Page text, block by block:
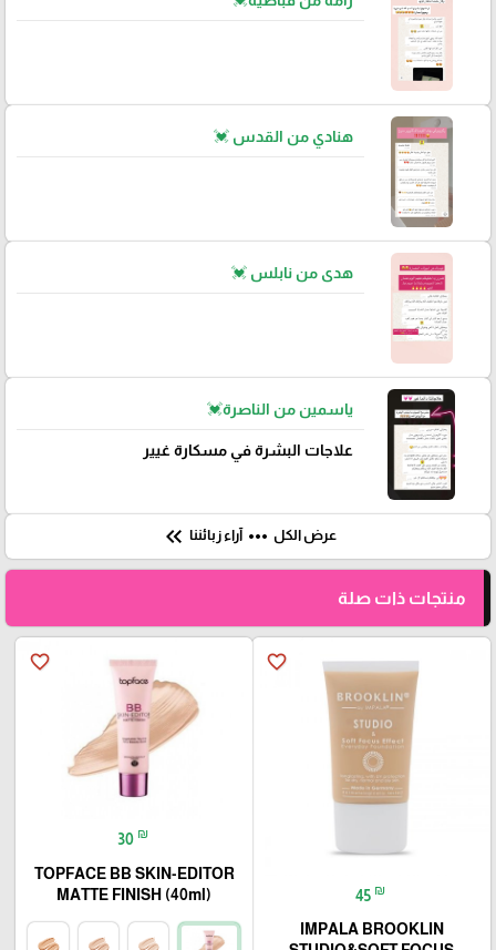
هنادي من القدس 💓
هدى من نابلس 💓
ياسمين من الناصرة💓
علاجات البشرة في مسكارة غيير
عرض الكل more_horiz آراء زبائننا keyboard_double_arrow_left
منتجات ذات صلة
favorite_border
45 ₪
IMPALA BROOKLIN
favorite_border
30 ₪
TOPFACE BB SKIN-EDITOR
MATTE FINISH (40ml)